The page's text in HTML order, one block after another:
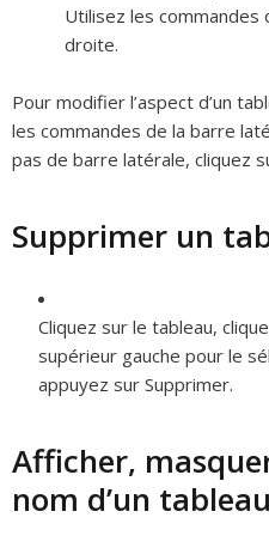
Utilisez les commandes
droite.
Pour modifier l’aspect d’un
les commandes de la barre
pas de barre latérale, cliquez
Supprimer un
Cliquez sur le tableau,
supérieur gauche pour le
appuyez sur Supprimer.
Afficher,
nom d’un tableau